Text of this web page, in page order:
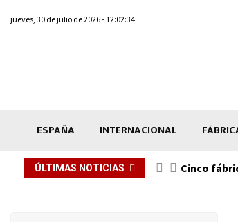
jueves, 30 de julio de 2026 - 12:02:34
ESPAÑA INTERNACIONAL
ÚLTIMAS NOTICIAS Cinco